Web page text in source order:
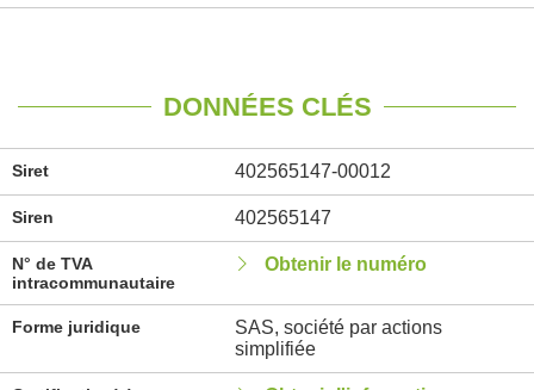
DONNÉES CLÉS
Siret 402565147-00012
Siren 402565147
N° de TVA
intracommunautaire
Obtenir le numéro
Forme juridique
SAS, société par actions
simplifiée